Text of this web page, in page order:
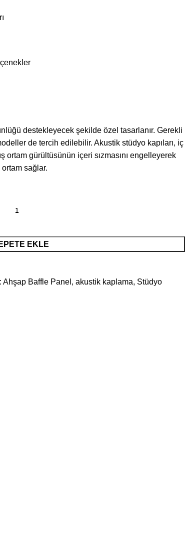
destekleyecek şekilde özel tasarlanır. Gerekli
de tercih edilebilir. Akustik stüdyo kapıları, iç
ortam gürültüsünün içeri sızmasını engelleyerek
sağlar.
EKLE
Ahşap Baffle Panel , akustik kaplama, Stüdyo